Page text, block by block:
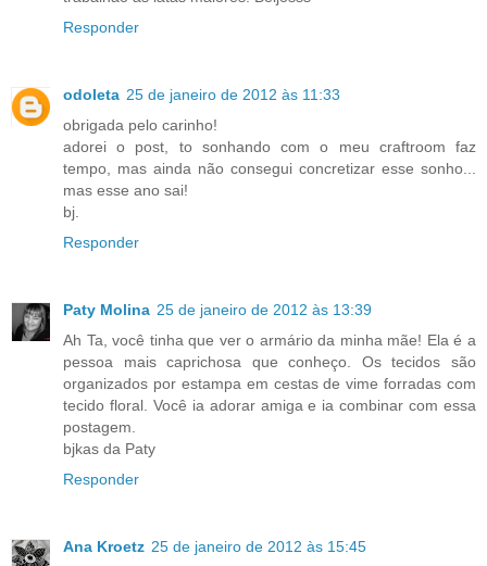
Responder
odoleta 25 de janeiro de 2012 às 11:33
obrigada pelo carinho!
adorei o post, to sonhando com o meu craftroom faz
tempo, mas ainda não consegui concretizar esse sonho...
mas esse ano sai!
bj.
Responder
Paty Molina 25 de janeiro de 2012 às 13:39
Ah Ta, você tinha que ver o armário da minha mãe! Ela é a
pessoa mais caprichosa que conheço. Os tecidos são
organizados por estampa em cestas de vime forradas com
tecido floral. Você ia adorar amiga e ia combinar com essa
postagem.
bjkas da Paty
Responder
Ana Kroetz 25 de janeiro de 2012 às 15:45